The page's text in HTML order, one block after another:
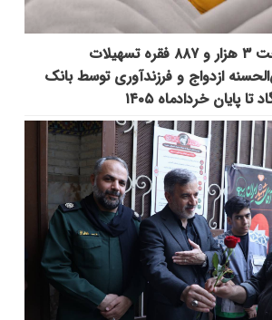
پرداخت ۳ هزار و ۸۸۷ فقره تسهیلات
ازدواج و فرزندآوری توسط بانک
تا پایان خردادماه ۱۴۰۵